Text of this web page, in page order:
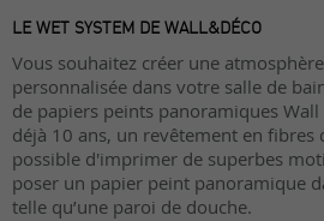
LE WET SYSTEM DE WALL&DÉCO
Vous souhaitez créer une
personnalisée dans votre salle de
de papiers peints panoramiques
déjà 10 ans, un revêtement en fibres
possible d'imprimer de superbes
poser un papier peint panoramique
telle qu’une paroi de douche.